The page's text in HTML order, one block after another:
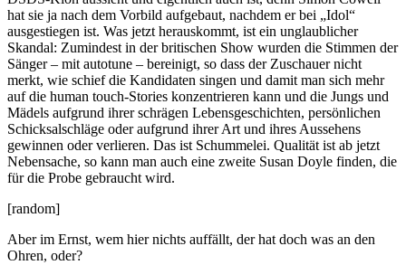
hat sie ja nach dem Vorbild aufgebaut, nachdem er bei „Idol“
ausgestiegen ist. Was jetzt herauskommt, ist ein unglaublicher
Skandal: Zumindest in der britischen Show wurden die Stimmen der
Sänger – mit autotune – bereinigt, so dass der Zuschauer nicht
merkt, wie schief die Kandidaten singen und damit man sich mehr
auf die human touch-Stories konzentrieren kann und die Jungs und
Mädels aufgrund ihrer schrägen Lebensgeschichten, persönlichen
Schicksalschläge oder aufgrund ihrer Art und ihres Aussehens
gewinnen oder verlieren. Das ist Schummelei. Qualität ist ab jetzt
Nebensache, so kann man auch eine zweite Susan Doyle finden, die
für die Probe gebraucht wird.
[random]
Aber im Ernst, wem hier nichts auffällt, der hat doch was an den
Ohren, oder?